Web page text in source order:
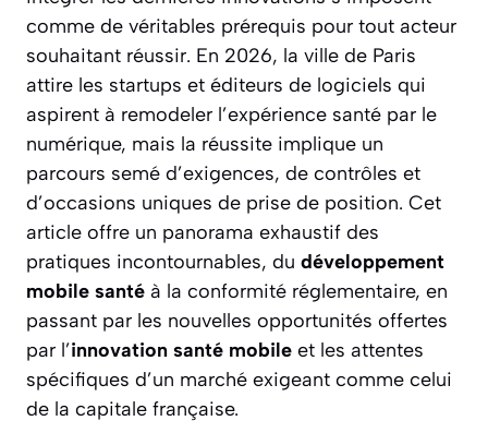
comme de véritables prérequis pour tout acteur
souhaitant réussir. En 2026, la ville de Paris
attire les startups et éditeurs de logiciels qui
aspirent à remodeler l’expérience santé par le
numérique, mais la réussite implique un
parcours semé d’exigences, de contrôles et
d’occasions uniques de prise de position. Cet
article offre un panorama exhaustif des
pratiques incontournables, du développement
mobile santé à la conformité réglementaire, en
passant par les nouvelles opportunités offertes
par l’innovation santé mobile et les attentes
spécifiques d’un marché exigeant comme celui
de la capitale française.